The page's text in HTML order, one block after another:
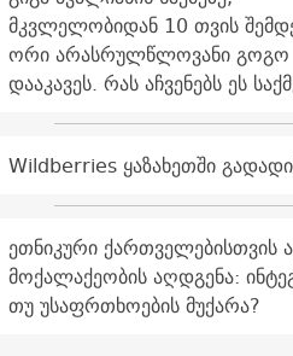
მკვლელობიდან 10 თვის
ორი არასრულწლოვანი გოგო
დააკავეს. რას აჩვენებს ეს
Wildberries ყაზახეთში
ეთნიკური ქართველებისთვის
მოქალაქეობის აღდგენა:
თუ უსაფრთხოების მუქარა?